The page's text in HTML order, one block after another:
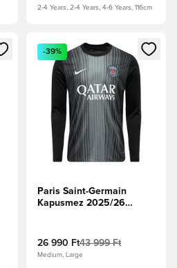
2-4 Years, 2-4 Years, 4-6 Years, 116cm
vagy a tagként
Megnyit egy modált a
-39%
Paris Saint-Germain
Kapusmez 2025/26
26 990 Ft43 999 Ft
Medium, Large